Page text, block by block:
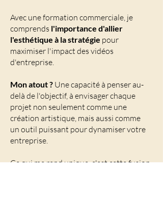
Avec une formation commerciale, je
comprends l'importance d'allier
l'esthétique à la stratégie pour
maximiser l'impact des vidéos
d'entreprise.
Mon atout ? Une capacité à penser au-
delà de l'objectif, à envisager chaque
projet non seulement comme une
création artistique, mais aussi comme
un outil puissant pour dynamiser votre
entreprise.
Ce qui me rend unique, c'est cette fusion